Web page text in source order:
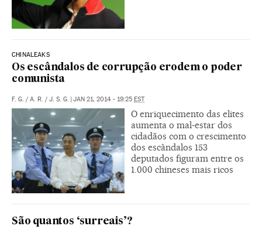
CHINALEAKS
Os escândalos de corrupção erodem o poder
comunista
F. G. / A. R. / J. S. G. | JAN 21, 2014 - 19:25 EST
O enriquecimento das elites
aumenta o mal-estar dos
cidadãos com o crescimento
dos escândalos 153
deputados figuram entre os
1.000 chineses mais ricos
São quantos ‘surreais’?